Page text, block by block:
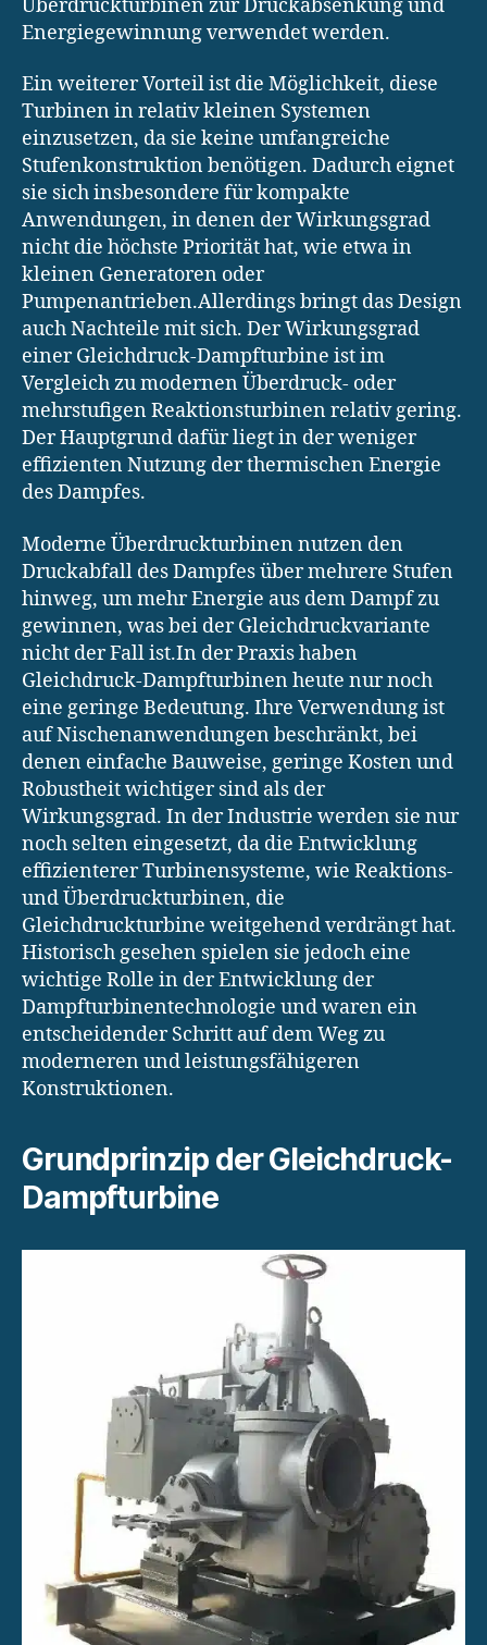
Überdruckturbinen zur Druckabsenkung und
Energiegewinnung verwendet werden.
Ein weiterer Vorteil ist die Möglichkeit, diese
Turbinen in relativ kleinen Systemen
einzusetzen, da sie keine umfangreiche
Stufenkonstruktion benötigen. Dadurch eignet
sie sich insbesondere für kompakte
Anwendungen, in denen der Wirkungsgrad
nicht die höchste Priorität hat, wie etwa in
kleinen Generatoren oder
Pumpenantrieben.Allerdings bringt das Design
auch Nachteile mit sich. Der Wirkungsgrad
einer Gleichdruck-Dampfturbine ist im
Vergleich zu modernen Überdruck- oder
mehrstufigen Reaktionsturbinen relativ gering.
Der Hauptgrund dafür liegt in der weniger
effizienten Nutzung der thermischen Energie
des Dampfes.
Moderne Überdruckturbinen nutzen den
Druckabfall des Dampfes über mehrere Stufen
hinweg, um mehr Energie aus dem Dampf zu
gewinnen, was bei der Gleichdruckvariante
nicht der Fall ist.In der Praxis haben
Gleichdruck-Dampfturbinen heute nur noch
eine geringe Bedeutung. Ihre Verwendung ist
auf Nischenanwendungen beschränkt, bei
denen einfache Bauweise, geringe Kosten und
Robustheit wichtiger sind als der
Wirkungsgrad. In der Industrie werden sie nur
noch selten eingesetzt, da die Entwicklung
effizienterer Turbinensysteme, wie Reaktions-
und Überdruckturbinen, die
Gleichdruckturbine weitgehend verdrängt hat.
Historisch gesehen spielen sie jedoch eine
wichtige Rolle in der Entwicklung der
Dampfturbinentechnologie und waren ein
entscheidender Schritt auf dem Weg zu
moderneren und leistungsfähigeren
Konstruktionen.
Grundprinzip der Gleichdruck-
Dampfturbine